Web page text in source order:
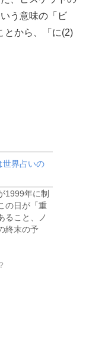
う意味の「ビ
とから、「に(2)
世界占いの
1999年に制
の日が「重
ること、ノ
終末の予